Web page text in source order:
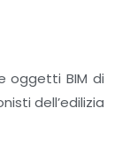
oggetti BIM di
dell’edilizia